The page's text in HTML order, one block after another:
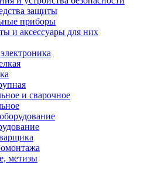
защиты
приборы
и аксессуары для них
и сварочное
метизы